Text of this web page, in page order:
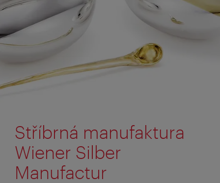
Stříbrná manufaktura
Wiener Silber
Manufactur